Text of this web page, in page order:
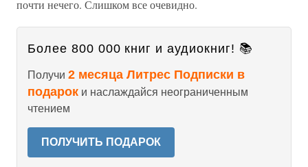
почти нечего. Слишком все очевидно.
Более 800 000 книг и аудиокниг! 📚
Получи 2 месяца Литрес Подписки в
подарок и наслаждайся неограниченным
чтением
ПОЛУЧИТЬ ПОДАРОК